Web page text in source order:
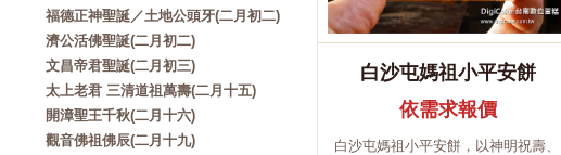
福德正神聖誕／土地公頭牙(二月初二)
濟公活佛聖誕(二月初二)
文昌帝君聖誕(二月初三)
太上老君 三清道祖萬壽(二月十五)
開漳聖王千秋(二月十六)
觀音佛祖佛辰(二月十九)
白沙屯媽祖小平安餅
依需求報價
白沙屯媽祖小平安餅，以神明祝壽、